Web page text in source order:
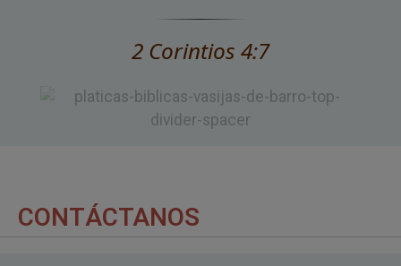
2 Corintios 4:7
CONTÁCTANOS